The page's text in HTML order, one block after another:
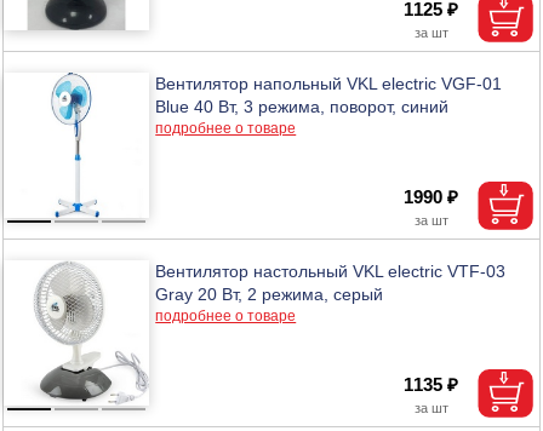
1125 ₽
Вентилятор напольный VKL electric VGF-01
Blue 40 Вт, 3 режима, поворот, синий
подробнее о товаре
1990 ₽
Вентилятор настольный VKL electric VTF-03
Gray 20 Вт, 2 режима, серый
подробнее о товаре
1135 ₽